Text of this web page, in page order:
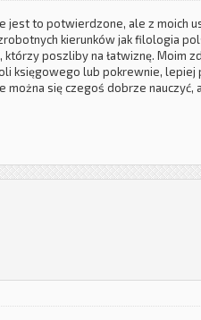
jest to potwierdzone, ale z moich
kierunków jak filologia
poszliby na łatwiznę. Moim
księgowego lub pokrewnie, lepiej
można się czegoś dobrze nauczyć,